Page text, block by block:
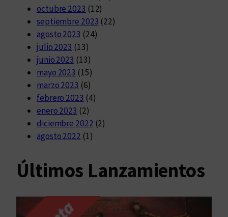
octubre 2023 (12)
septiembre 2023 (22)
agosto 2023 (24)
julio 2023 (13)
junio 2023 (13)
mayo 2023 (15)
marzo 2023 (6)
febrero 2023 (4)
enero 2023 (2)
diciembre 2022 (2)
agosto 2022 (1)
Últimos Lanzamientos